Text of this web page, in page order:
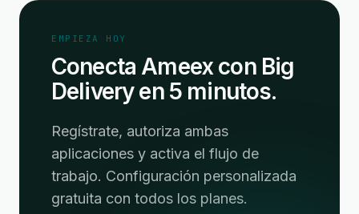
EMPIEZA HOY
Conecta Ameex con Big
Delivery en 5 minutos.
Regístrate, autoriza ambas
aplicaciones y activa el flujo de
trabajo. Configuración personalizada
gratuita con todos los planes.